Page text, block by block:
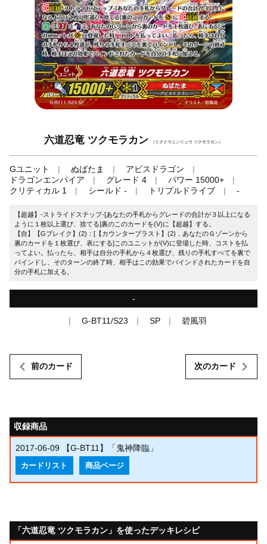
六道忍竜 ツクモラカン （リクドウニンリュウ ツクモラカン）
Gユニット ぬばたま
アビスドラゴン
ドラゴンエンパイア
グレード 4
パワー 15000+
クリティカル 1
シールド - トリプルドライブ -
【超越】-ストライドステップ-[あなたの手札からグレードの合計が３以上になる
ように１枚以上選び、捨てる]裏のこのカードを(V)に【超越】する。
【自】【Gブレイク】(2)：[【カウンターブラスト】(2)，あなたのＧゾーンから
裏のカードを１枚選び、表にする]このユニットが(V)に登場した時、コストを払
ってよい。払ったら、相手は自分の手札から４枚選び、残りの手札すべてを裏で
バインドし、そのターンの終了時、相手はこの効果でバインドされたカードを自
分の手札に加える。
-
G-BT11/S23 SP 碧風羽
前のカード 次のカード
収録商品
2017-06-09 【G-BT11】「鬼神降臨」
カードリスト 商品ページ
「六道忍竜 ツクモラカン」を使ったデッキレシピ